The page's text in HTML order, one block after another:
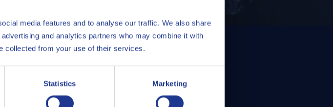
media features and to analyse our traffic. We also share
and analytics partners who may combine it with
collected from your use of their services.
Statistics Marketing
diensten